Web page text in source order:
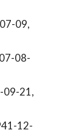
09,
08-
09-21,
12-